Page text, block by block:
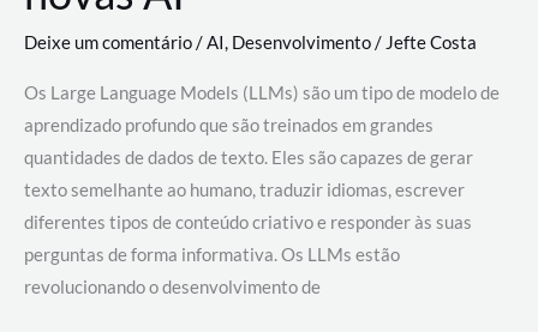
Deixe um comentário/AI, Desenvolvimento/ Jefte Costa
Os Large Language Models (LLMs) são um tipo de modelo de
aprendizado profundo que são treinados em grandes
quantidades de dados de texto. Eles são capazes de gerar
texto semelhante ao humano, traduzir idiomas, escrever
diferentes tipos de conteúdo criativo e responder às suas
perguntas de forma informativa. Os LLMs estão
revolucionando o desenvolvimento de